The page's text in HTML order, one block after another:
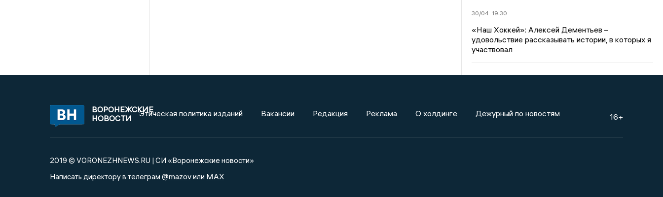
30/04 19:30
«Наш Хоккей»: Алексей Дементьев –
удовольствие рассказывать истории, в которых я
участвовал
ВОРОНЕЖСКИЕ
НОВОСТИ
Этическая политика изданий Вакансии Редакция Реклама О холдинге Дежурный по новостям 16+
2019 © VORONEZHNEWS.RU | СИ «Воронежские новости»
Написать директору в телеграм @mazovили MAX